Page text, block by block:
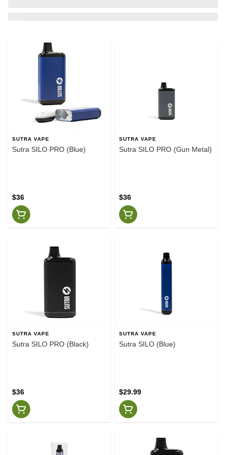
SUTRA VAPE
Sutra SILO PRO (Blue)
$36
SUTRA VAPE
Sutra SILO PRO (Gun Metal)
$36
SUTRA VAPE
Sutra SILO PRO (Black)
$36
SUTRA VAPE
Sutra SILO (Blue)
$29.99